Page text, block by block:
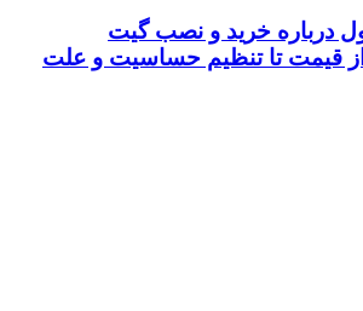
درباره خرید و نصب گیت
قیمت تا تنظیم حساسیت و علت